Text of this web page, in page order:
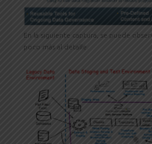
En la siguiente captura, se puede
poco más al detalle.